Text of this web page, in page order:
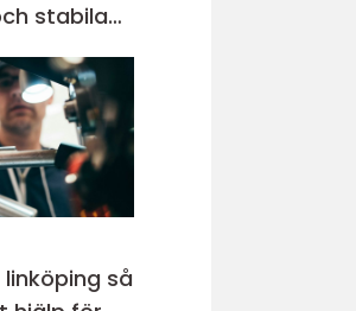
stabila
så